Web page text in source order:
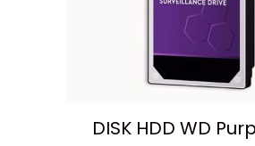
DISK HDD WD